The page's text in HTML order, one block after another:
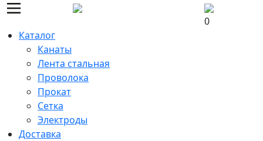
0
Каталог
Канаты
Лента стальная
Проволока
Прокат
Сетка
Электроды
Доставка